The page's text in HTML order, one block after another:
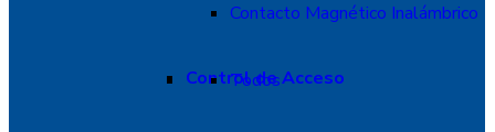
Contacto Magnético Inalámbrico
Control de Acceso
Todos